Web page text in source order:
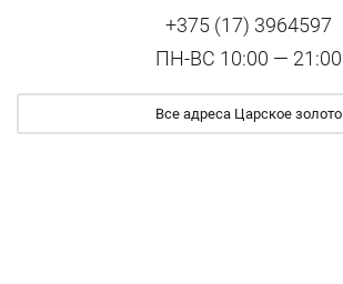
+375 (17) 3964597
ПН-ВС 10:00 — 21:00
Все адреса Царское золото